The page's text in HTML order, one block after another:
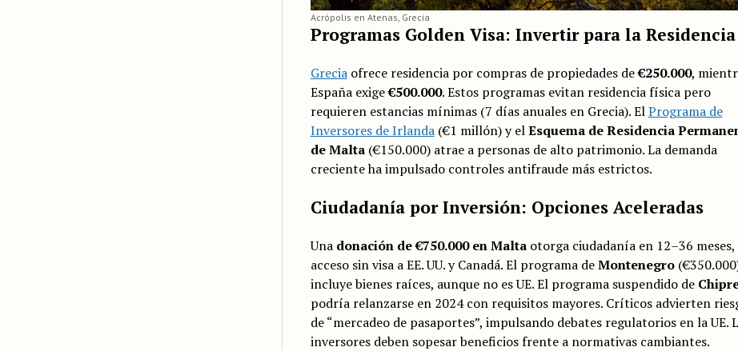
Acrópolis en Atenas, Grecia
Programas Golden Visa: Invertir para la Residencia
Greciaofrece residencia por compras de propiedades de€250.000,
España exige€500.000. Estos programas evitan residencia física pero
requieren estancias mínimas (7 días anuales en Grecia). ElPrograma de
Inversores de Irlanda(€1 millón) y elEsquema de Residencia
de Malta(€150.000) atrae a personas de alto patrimonio. La demanda
creciente ha impulsado controles antifraude más estrictos.
Ciudadanía por Inversión: Opciones Aceleradas
Una donación de €750.000 en Maltaotorga ciudadanía en 12–36 meses,
acceso sin visa a EE. UU. y Canadá. El programa deMontenegro
incluye bienes raíces, aunque no es UE. El programa suspendido de
podría relanzarse en 2024 con requisitos mayores. Críticos advierten
de “mercadeo de pasaportes”, impulsando debates regulatorios en la UE.
inversores deben sopesar beneficios frente a normativas cambiantes.